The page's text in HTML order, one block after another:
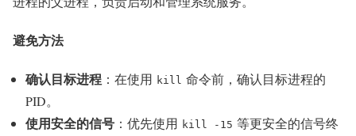
避免方法
确认目标进程 ：在使用 kill 命令前，确认目标进程的
PID。
使用安全的信号 ：优先使用 kill -15 等更安全的信号终